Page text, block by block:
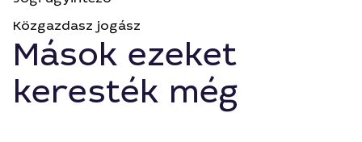
Közgazdasz jogász
Mások ezeket
keresték még